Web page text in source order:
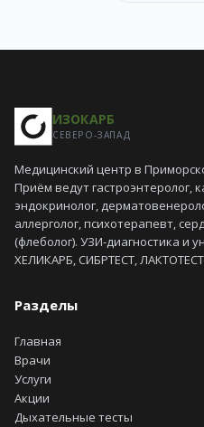
ИЗОКАРБ
СЕВЕРО-ЗАПАД
Медицинский центр в
Приём ведут гастроэнтеролог,
эндокринолог,
аллерголог, психотерапевт,
(флеболог). УЗИ-диагностика и
ХЕЛИКАРБ, СИБРТЕСТ,
Разделы
Главная
Врачи
Услуги
Акции
Дыхательные тесты